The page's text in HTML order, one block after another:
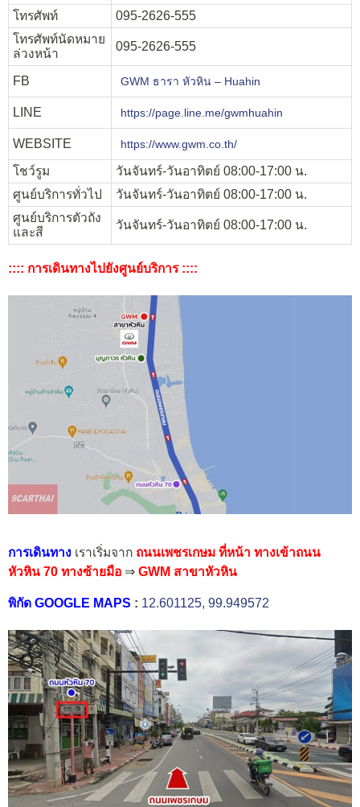
โทรศัพท์
095-2626-555
โทรศัพท์นัดหมาย
ล่วงหน้า
095-2626-555
FB GWM ธารา หัวหิน – Huahin
LINE https://page.line.me/gwmhuahin
WEBSITE https://www.gwm.co.th/
โชว์รูม
วันจันทร์-วันอาทิตย์ 08:00-17:00 น.
ศูนย์บริการทั่วไป
วันจันทร์-วันอาทิตย์ 08:00-17:00 น.
ศูนย์บริการตัวถัง
และสี
วันจันทร์-วันอาทิตย์ 08:00-17:00 น.
:::: การเดินทางไปยังศูนย์บริการ ::::
การเดินทาง เราเริ่มจาก ถนนเพชรเกษม ที่หน้า ทางเข้าถนน
หัวหิน 70 ทางซ้ายมือ ⇒ GWM สาขาหัวหิน
พิกัด GOOGLE MAPS : 12.601125, 99.949572